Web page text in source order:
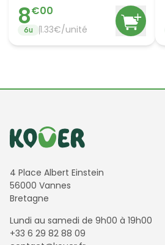
8€00
6u 1.33€/unité
Informations de contact
4 Place Albert Einstein
56000 Vannes
Bretagne
Lundi au samedi de 9h00 à 19h00
+33 6 29 82 88 09